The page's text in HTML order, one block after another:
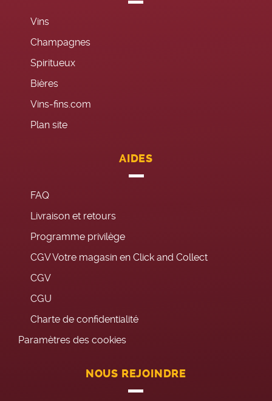
Vins
Champagnes
Spiritueux
Bières
Vins-fins.com
Plan site
AIDES
FAQ
Livraison et retours
Programme privilège
CGV Votre magasin en Click and Collect
CGV
CGU
Charte de confidentialité
Paramètres des cookies
NOUS REJOINDRE